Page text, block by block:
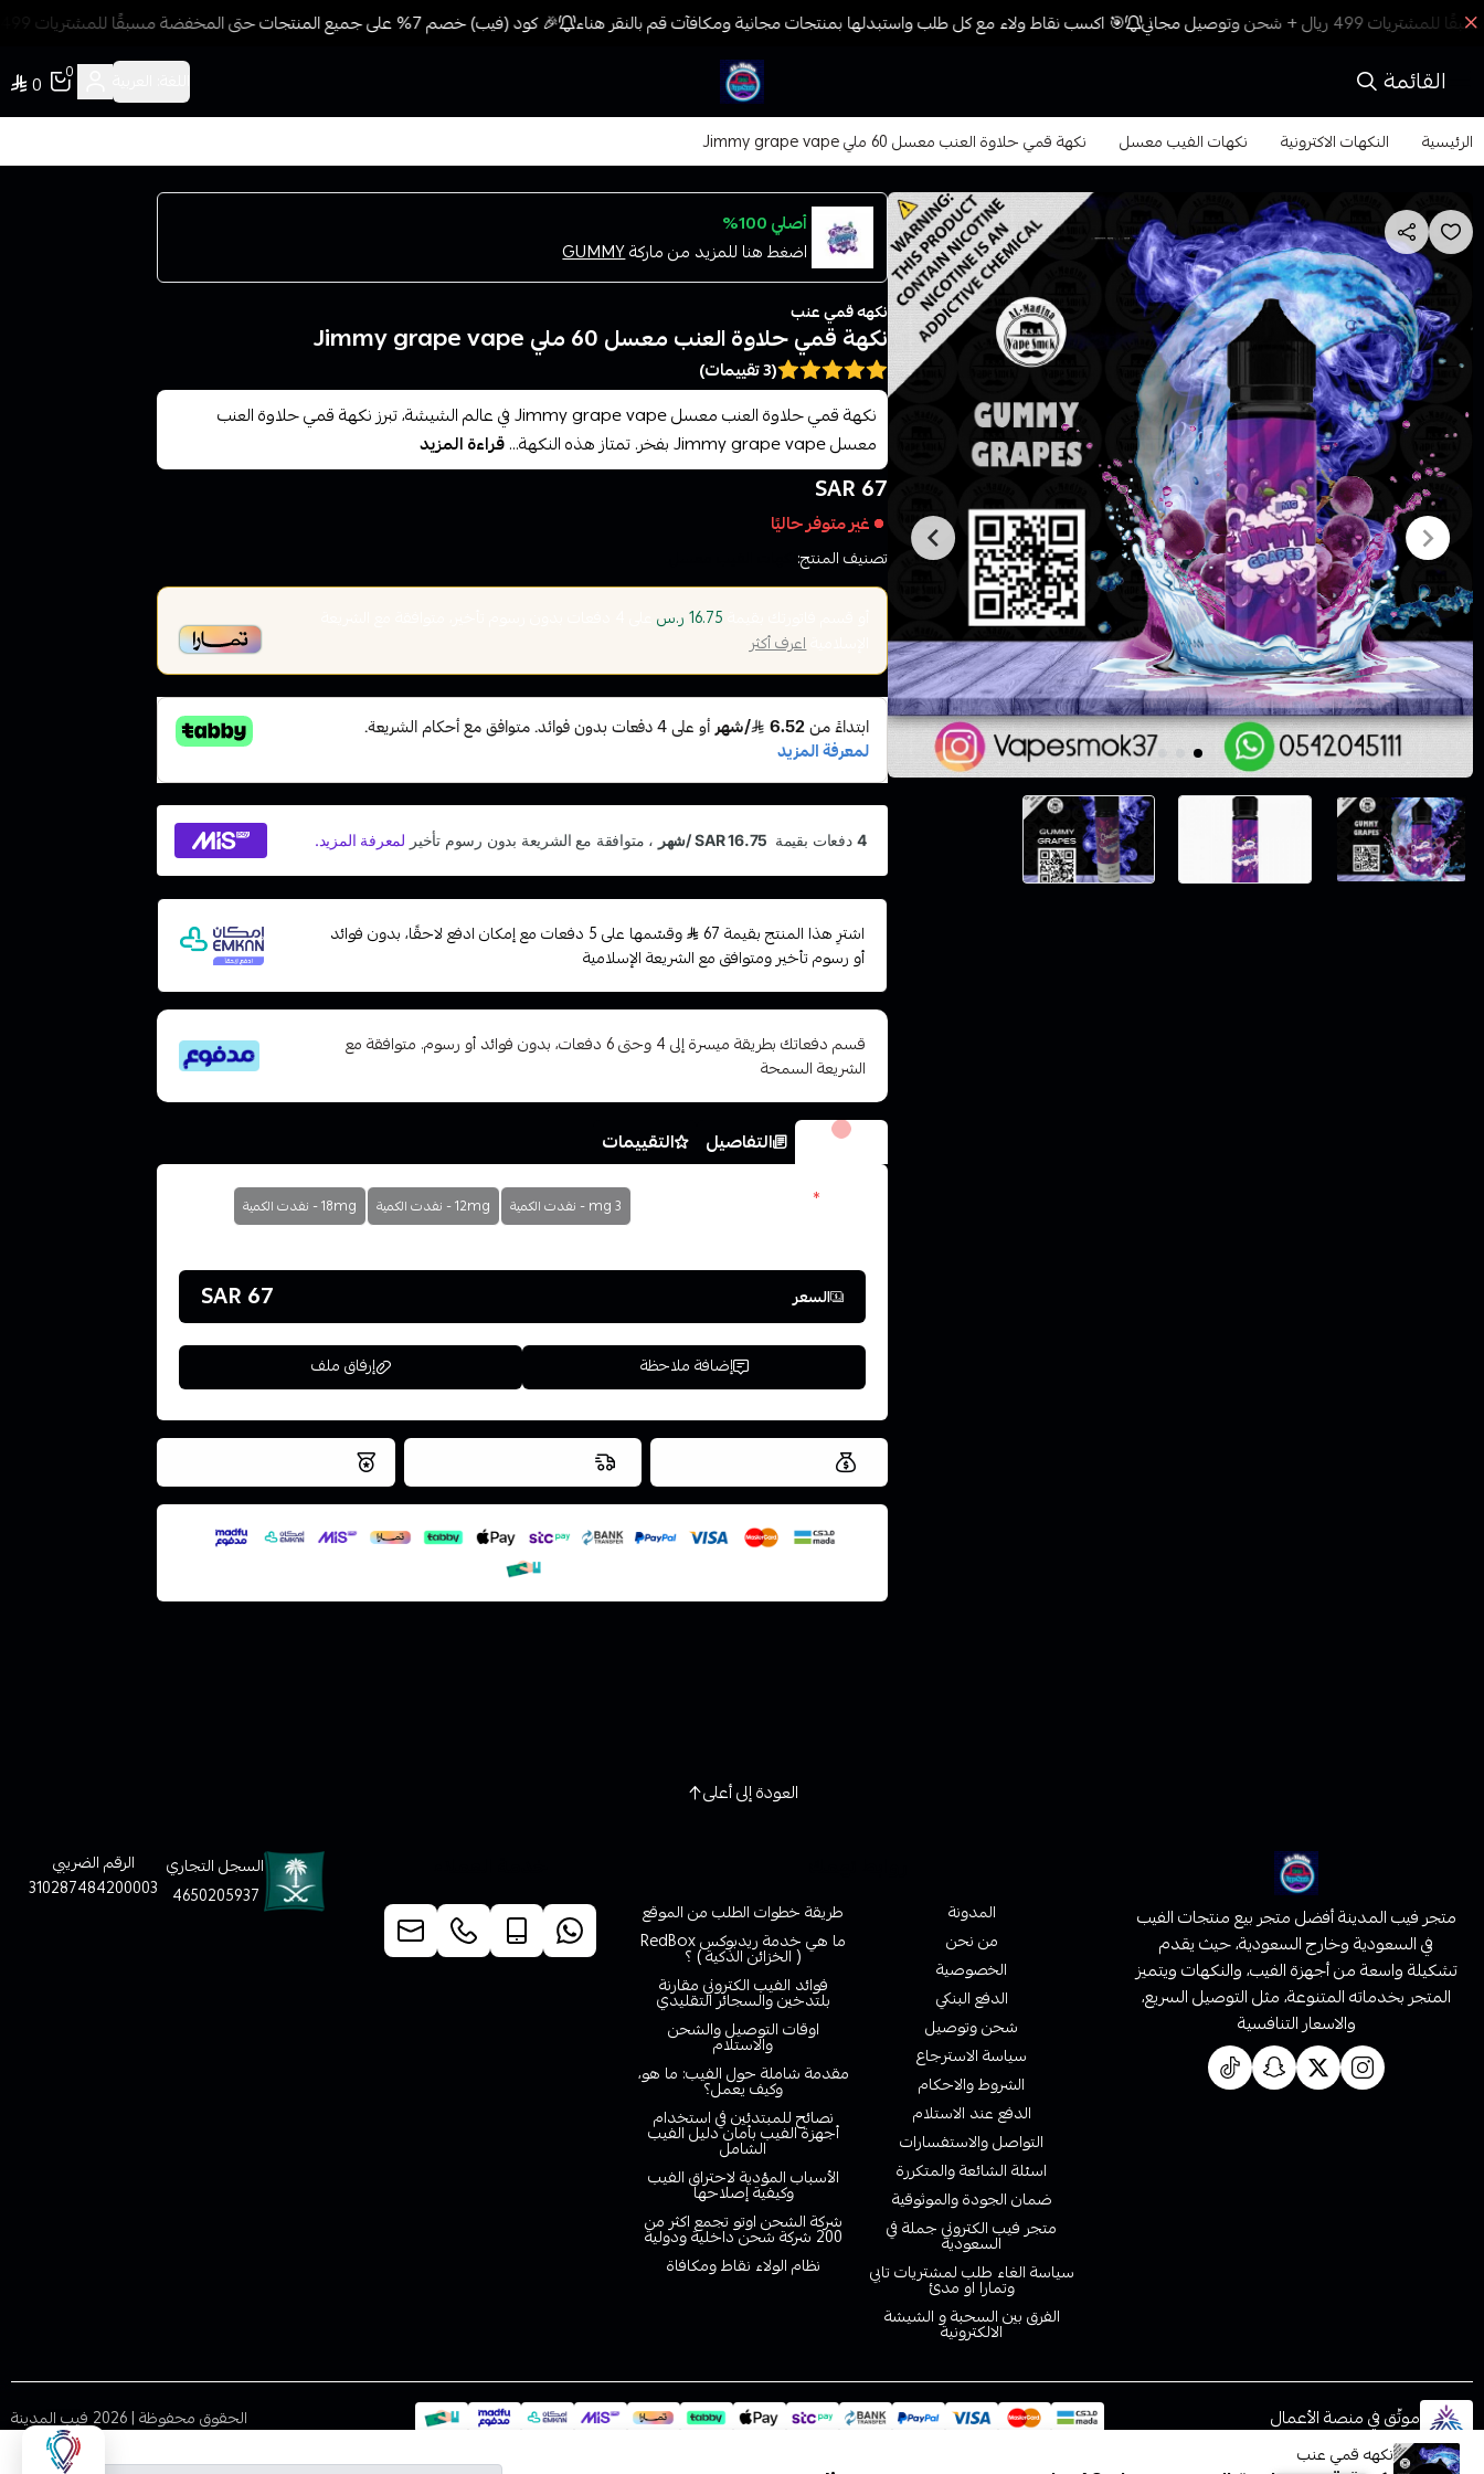
🎯 اكسب نقاط ولاء مع كل طلب واستبدلها بمنتجات مجانية ومكافآت قم بالنقر هناء 🎉 كود (فيب) خصم 7% على جميع المنتجات حتى المخفضة مسبقًا للمشتريات 499 ريال + شحن وتوصيل مجاني
القائمة فيب المدينة
0
0
الرئيسية النكهات الاكترونية نكهات الفيب معسل نكهة قمي حلاوة العنب معسل 60 ملي Jimmy grape vape
أصلي 100%
اضغط هنا للمزيد من ماركةGUMMY
نكهه قمي عنب
نكهة قمي حلاوة العنب معسل 60 ملي Jimmy grape vape
(3 تقييمات)
نكهة قمي حلاوة العنب معسل Jimmy grape vape في عالم الشيشة، تبرز نكهة قمي حلاوة العنب
معسل Jimmy grape vape بفخر. تمتاز هذه النكهة...
قراءة المزيد
67 SAR
غير متوفر حاليًا
تصنيف المنتج:
16.75 ر.س على
الإسلاميةاعرف أكثر
اشترِ هذا المنتج بقيمة 67
وقسّمها على 5 دفعات مع إمكان ادفع لاحقًا، بدون فوائد
أو رسوم تأخير ومتوافق مع الشريعة الإسلامية
قسم دفعاتك بطريقة ميسرة إلى 4 وحتى 6 دفعات، بدون فوائد أو رسوم. متوافقة مع
الشريعة السمحة
نكهه قمي عنب
الخيارات التفاصيل التقييمات
* 3 mg - نفدت الكمية 12mg - نفدت الكمية 18mg - نفدت الكمية
السعر 67 SAR
إضافة ملاحظة إرفاق ملف
اسحب و افلت الملف هنا
استعراض
العروض والشحن مجاني نتميز بلجودة والتخزين الامن
العودة إلى أعلى
متجر فيب المدينة أفضل متجر بيع منتجات الفيب
في السعودية وخارج السعودية، حيث يقدم
تشكيلة واسعة من أجهزة الفيب، والنكهات ويتميز
المتجر بخدماته المتنوعة، مثل التوصيل السريع،
والاسعار التنافسية
المدونة
من نحن
الخصوصية
الدفع البنكي
شحن وتوصيل
سياسة الاسترجاع
الشروط والاحكام
الدفع عند الاستلام
التواصل والاستفسارات
اسئلة الشائعة والمتكررة
ضمان الجودة والموثوقية
متجر فيب الكتروني جملة في
السعودية
سياسة الغاء طلب لمشتريات تابي
وتمارا او مدئ
الفرق بين السحبة و الشيشة
الالكترونية
طريقة خطوات الطلب من الموقع
ما هي خدمة ريدبوكس RedBox
( الخزائن الذكية ) ؟
فوائد الفيب الكتروني مقارنة
بلتدخين والسجائر التقليدي
اوقات التوصيل والشحن
والاستلام
مقدمة شاملة حول الفيب: ما هو،
وكيف يعمل؟
نصائح للمبتدئين في استخدام
أجهزة الفيب بأمان دليل الفيب
الشامل
الأسباب المؤدية لاحتراق الفيب
وكيفية إصلاحها
شركة الشحن اوتو تجمع اكثر من
200 شركة شحن داخلية ودولية
نظام الولاء نقاط ومكافاة
السجل التجاري
4650205937
الرقم الضريبي
310287484200003
موثّق في منصة الأعمال الحقوق محفوظة | 2026 فيب المدينة